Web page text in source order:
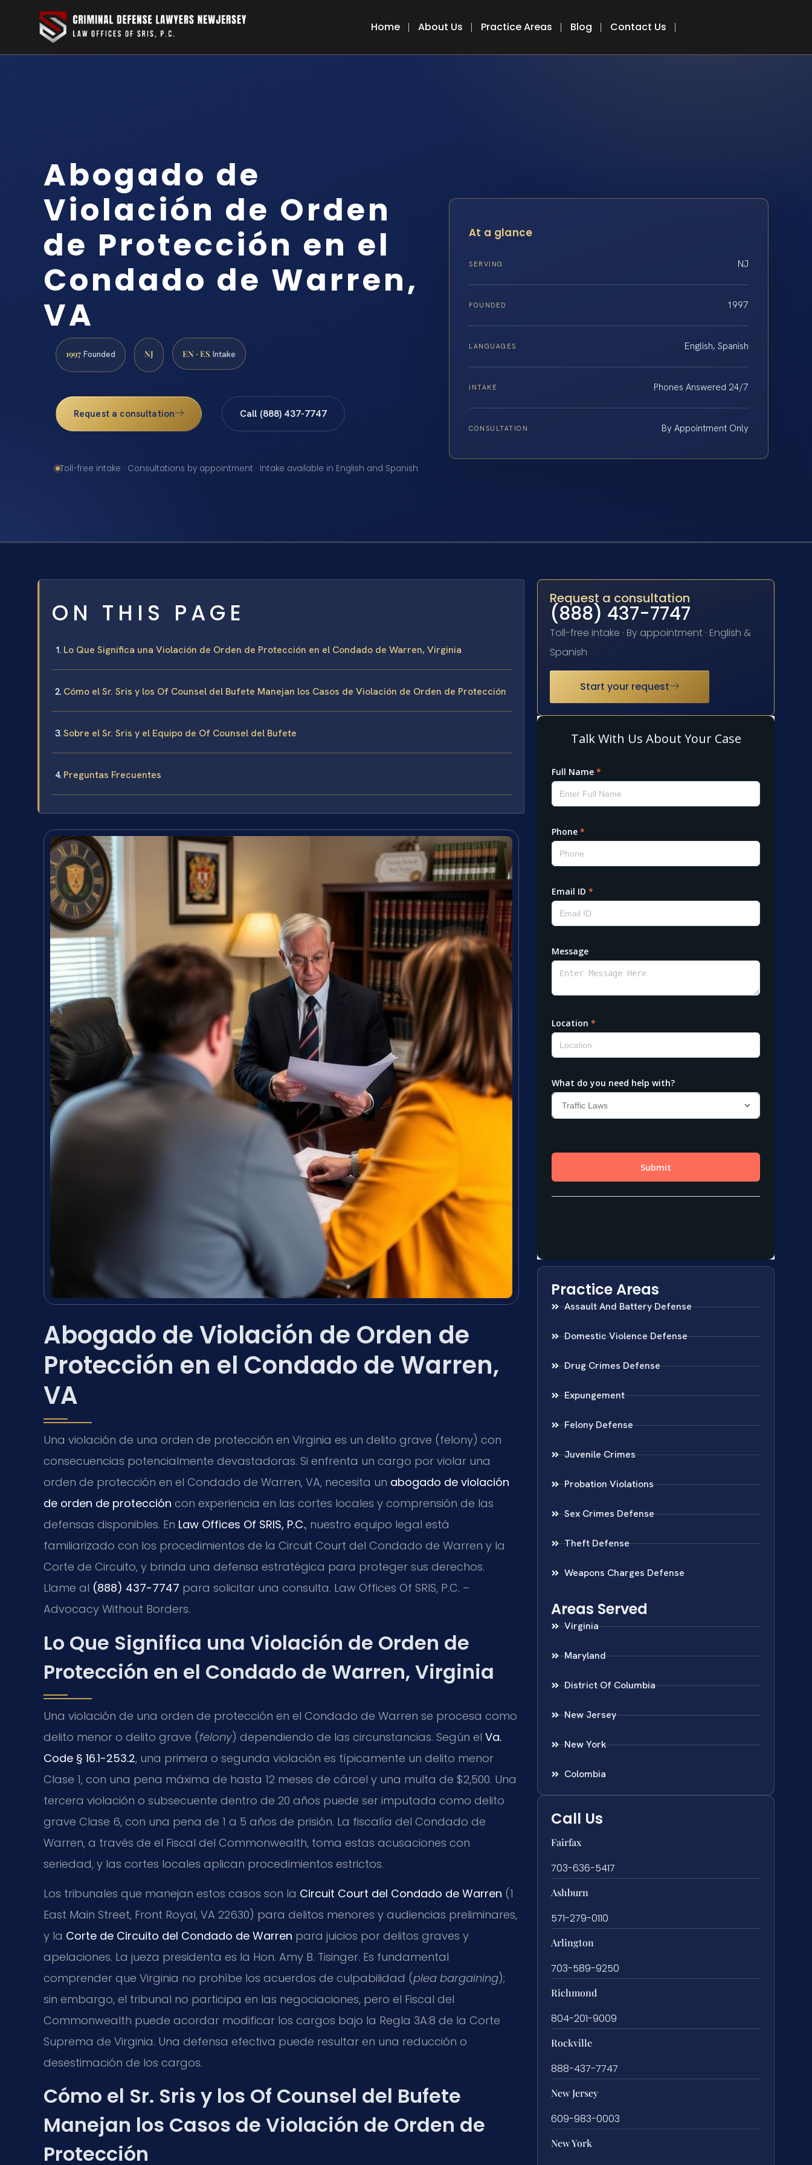
Home About Us Practice Areas Blog Contact Us
Abogado de
Violación de Orden
de Protección en el
Condado de Warren,
VA
1997 Founded NJ EN · ES Intake
Request a consultation Call (888) 437-7747
Toll-free intake · Consultations by appointment · Intake available in English and Spanish
At a glance
SERVING NJ
FOUNDED 1997
LANGUAGES English, Spanish
INTAKE Phones Answered 24/7
CONSULTATION By Appointment Only
ON THIS PAGE
Lo Que Significa una Violación de Orden de Protección en el Condado de Warren, Virginia
Cómo el Sr. Sris y los Of Counsel del Bufete Manejan los Casos de Violación de Orden de Protección
Sobre el Sr. Sris y el Equipo de Of Counsel del Bufete
Preguntas Frecuentes
Abogado de Violación de Orden de
Protección en el Condado de Warren,
VA
Una violación de una orden de protección en Virginia es un delito grave (felony) con
consecuencias potencialmente devastadoras. Si enfrenta un cargo por violar una
orden de protección en el Condado de Warren, VA, necesita un abogado de violación
de orden de protección con experiencia en las cortes locales y comprensión de las
defensas disponibles. En Law Offices Of SRIS, P.C., nuestro equipo legal está
familiarizado con los procedimientos de la Circuit Court del Condado de Warren y la
Corte de Circuito, y brinda una defensa estratégica para proteger sus derechos.
Llame al (888) 437-7747 para solicitar una consulta. Law Offices Of SRIS, P.C. –
Advocacy Without Borders.
Lo Que Significa una Violación de Orden de
Protección en el Condado de Warren, Virginia
Una violación de una orden de protección en el Condado de Warren se procesa como
delito menor o delito grave (felony) dependiendo de las circunstancias. Según el Va.
Code § 16.1-253.2, una primera o segunda violación es típicamente un delito menor
Clase 1, con una pena máxima de hasta 12 meses de cárcel y una multa de $2,500. Una
tercera violación o subsecuente dentro de 20 años puede ser imputada como delito
grave Clase 6, con una pena de 1 a 5 años de prisión. La fiscalía del Condado de
Warren, a través de el Fiscal del Commonwealth, toma estas acusaciones con
seriedad, y las cortes locales aplican procedimientos estrictos.
Los tribunales que manejan estos casos son la Circuit Court del Condado de Warren (1
East Main Street, Front Royal, VA 22630) para delitos menores y audiencias preliminares,
y la Corte de Circuito del Condado de Warren para juicios por delitos graves y
apelaciones. La jueza presidenta es la Hon. Amy B. Tisinger. Es fundamental
comprender que Virginia no prohíbe los acuerdos de culpabilidad (plea bargaining);
sin embargo, el tribunal no participa en las negociaciones, pero el Fiscal del
Commonwealth puede acordar modificar los cargos bajo la Regla 3A:8 de la Corte
Suprema de Virginia. Una defensa efectiva puede resultar en una reducción o
desestimación de los cargos.
Cómo el Sr. Sris y los Of Counsel del Bufete
Manejan los Casos de Violación de Orden de
Protección
Request a consultation
(888) 437-7747
Toll-free intake · By appointment · English &
Spanish
Start your request
Practice Areas
Assault And Battery Defense
Domestic Violence Defense
Drug Crimes Defense
Expungement
Felony Defense
Juvenile Crimes
Probation Violations
Sex Crimes Defense
Theft Defense
Weapons Charges Defense
Areas Served
Virginia
Maryland
District Of Columbia
New Jersey
New York
Colombia
Call Us
Fairfax
703-636-5417
Ashburn
571-279-0110
Arlington
703-589-9250
Richmond
804-201-9009
Rockville
888-437-7747
New Jersey
609-983-0003
New York